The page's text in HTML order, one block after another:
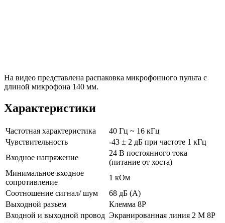
На видео представлена распаковка микрофонного пульта с
длиной микрофона 140 мм.
Характеристики
Частотная характеристика
40 Гц ~ 16 кГц
Чувствительность
-43 ± 2 дБ при частоте 1 кГц
Входное напряжение
24 В постоянного тока
(питание от хоста)
Минимальное входное
сопротивление
1 кОм
Соотношение сигнал/ шум
68 дБ (А)
Выходной разъем
Клемма 8P
Входной и выходной провод Экранированная линия 2 М 8P